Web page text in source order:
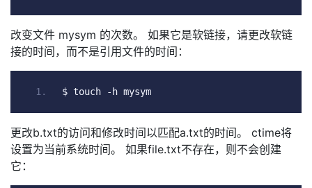
改变文件 mysym 的次数。 如果它是软链接，请更改软链
接的时间，而不是引用文件的时间：
$ touch - h mysym
更改b.txt的访问和修改时间以匹配a.txt的时间。 ctime将
设置为当前系统时间。 如果file.txt不存在，则不会创建
它：